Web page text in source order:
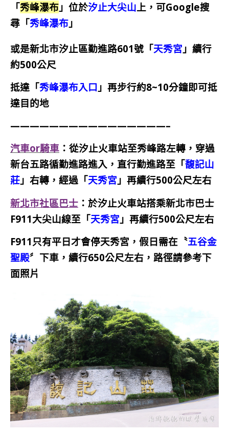
「秀峰瀑布 」位於汐止大尖山上，可Google搜
尋「秀峰瀑布 」
或是新北市汐止區勤進路601號「天秀宮 」續行
約500公尺
抵達「秀峰瀑布入口 」再步行約8~10分鐘即可抵
達目的地
————————————————–
汽車or騎車 ：從汐止火車站至秀峰路左轉，穿過
新台五路循勤進路進入，直行勤進路至「馥記山
莊 」右轉，經過「天秀宮 」再續行500公尺左右
新北市社區巴士 ：於汐止火車站搭乘新北市巴士
F911大尖山線至「天秀宮 」再續行500公尺左右
F911只有平日才會停天秀宮，假日需在〝五谷金
聖殿〞下車，續行650公尺左右， 路徑請參考下
面照片